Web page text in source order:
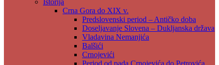
Istorija
Crna Gora do XIX v.
Predslovenski period – Antičko doba
Doseljavanje Slovena – Dukljanska država
Vladavina Nemanjića
Balšići
Crnojevići
Period od pada Crnojevića do Petrovića